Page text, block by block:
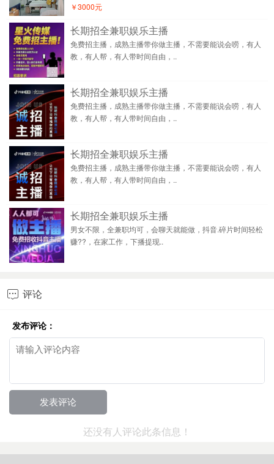
￥3000元
长期招全兼职娱乐主播
免费招主播，成熟主播带你做主播，不需要能说会唠，有人
教，有人帮，有人带时间自由，..
长期招全兼职娱乐主播
免费招主播，成熟主播带你做主播，不需要能说会唠，有人
教，有人帮，有人带时间自由，..
长期招全兼职娱乐主播
免费招主播，成熟主播带你做主播，不需要能说会唠，有人
教，有人帮，有人带时间自由，..
长期招全兼职娱乐主播
男女不限，全兼职均可，会聊天就能做，抖音.碎片时间轻松
赚??，在家工作，下播提现..
 评论
发布评论：
还没有人评论此条信息！